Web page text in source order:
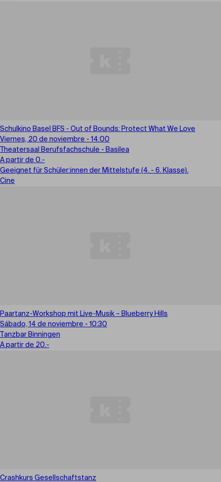
Schulkino Basel BFS - Out of Bounds: Protect What We Love
Viernes, 20 de noviembre - 14:00
Theatersaal Berufsfachschule - Basilea
A partir de 0.-
Geeignet für Schüler:innen der Mittelstufe (4. - 6. Klasse).
Cine
Paartanz-Workshop mit Live-Musik – Blueberry Hills
Sábado, 14 de noviembre - 10:30
Tanzbar Binningen
A partir de 20.-
Crashkurs Gesellschaftstanz